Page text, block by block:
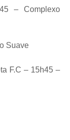
– Complexo
Suave
F.C – 15h45 –